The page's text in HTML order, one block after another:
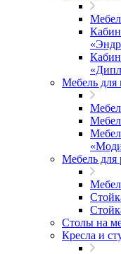
Мебель для
Мебель для
Столы на
Кресла и